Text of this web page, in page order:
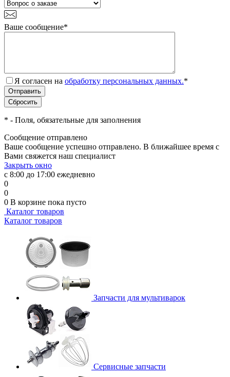
Ваше сообщение*
Я согласен на обработку персональных данных.*
* - Поля, обязательные для заполнения
Сообщение отправлено
Ваше сообщение успешно отправлено. В ближайшее время с
Вами свяжется наш специалист
Закрыть окно
с 8:00 до 17:00 ежедневно
0
0
0 В корзине пока пусто
Каталог товаров
Каталог товаров
Запчасти для мультиварок
Сервисные запчасти